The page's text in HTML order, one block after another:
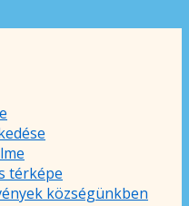
térképe
községünkben